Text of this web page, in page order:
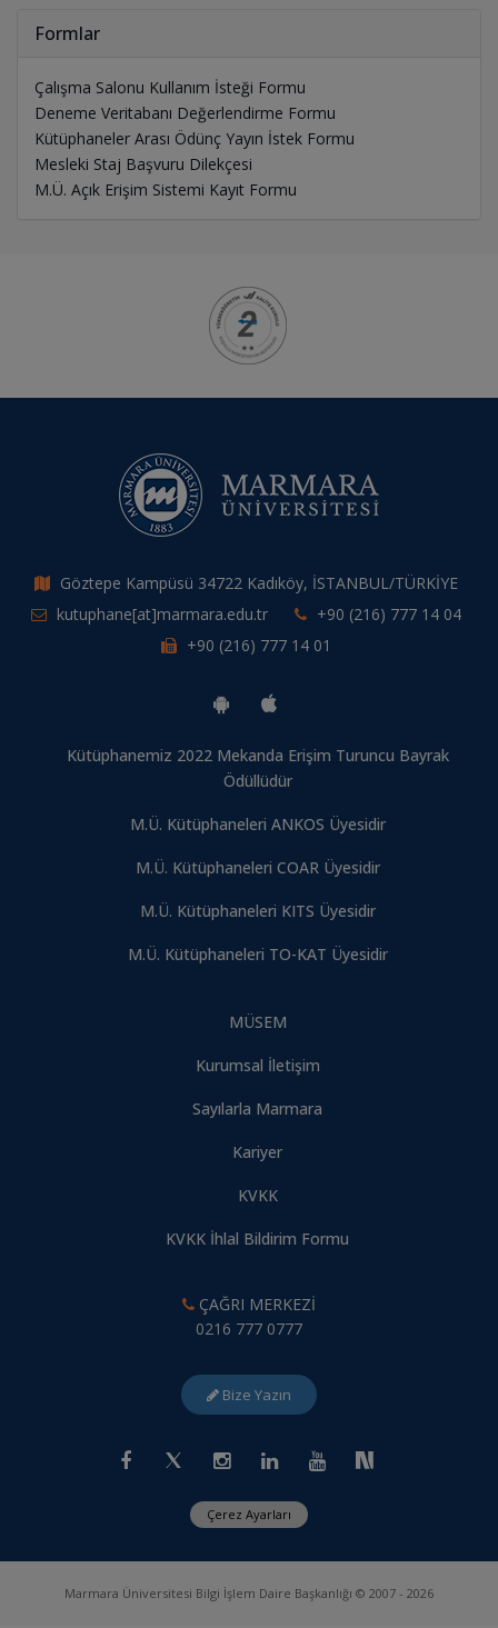
Formlar
Çalışma Salonu Kullanım İsteği Formu
Deneme Veritabanı Değerlendirme Formu
Kütüphaneler Arası Ödünç Yayın İstek Formu
Mesleki Staj Başvuru Dilekçesi
M.Ü. Açık Erişim Sistemi Kayıt Formu
Göztepe Kampüsü 34722 Kadıköy, İSTANBUL/TÜRKİYE
kutuphane[at]marmara.edu.tr
+90 (216) 777 14 04
+90 (216) 777 14 01
Kütüphanemiz 2022 Mekanda Erişim Turuncu Bayrak
Ödüllüdür
M.Ü. Kütüphaneleri ANKOS Üyesidir
M.Ü. Kütüphaneleri COAR Üyesidir
M.Ü. Kütüphaneleri KITS Üyesidir
M.Ü. Kütüphaneleri TO-KAT Üyesidir
MÜSEM
Kurumsal İletişim
Sayılarla Marmara
Kariyer
KVKK
KVKK İhlal Bildirim Formu
ÇAĞRI MERKEZİ
0216 777 0777
Bize Yazın
Çerez Ayarları
Marmara Üniversitesi Bilgi İşlem Daire Başkanlığı © 2007 - 2026